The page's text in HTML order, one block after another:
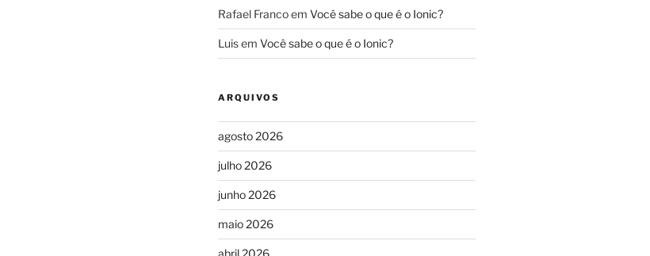
Rafael Francoem Você sabe o que é o Ionic?
Luisem Você sabe o que é o Ionic?
ARQUIVOS
agosto 2026
julho 2026
junho 2026
maio 2026